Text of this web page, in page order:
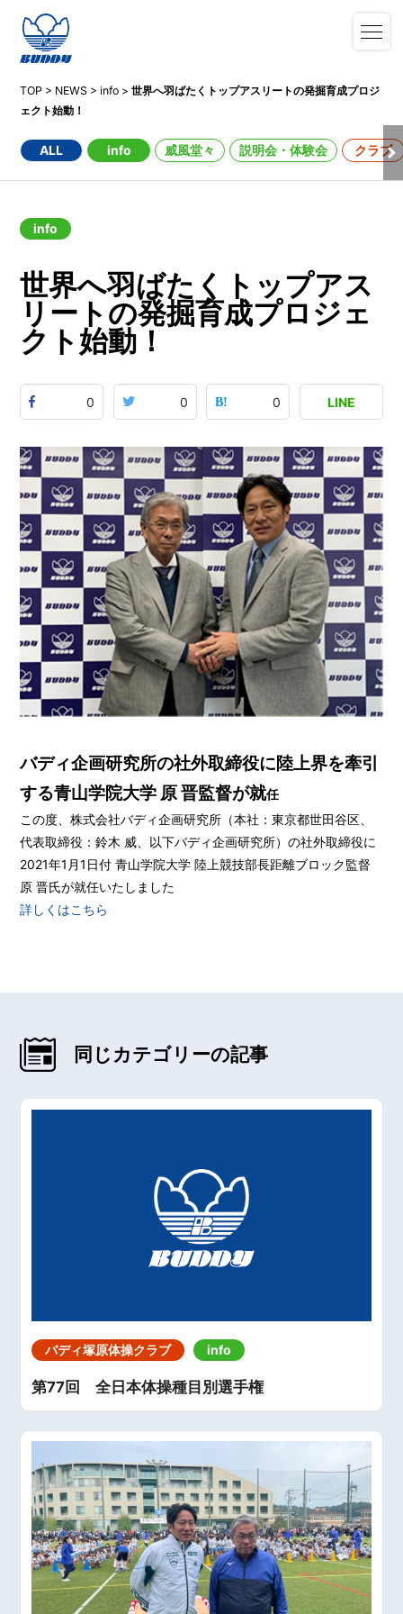
TOP > NEWS >info >世界へ⽻ばたくトップアスリートの発掘育成プロジ
ェクト始動！
ALL info 威風堂々 説明会・体験会 クラブ
info
世界へ⽻ばたくトップアス
リートの発掘育成プロジェ
クト始動！
0 0 0 LINE
バディ企画研究所の社外取締役に陸上界を牽引
する⻘⼭学院⼤学 原 晋監督が就任
この度、株式会社バディ企画研究所（本社：東京都世⽥⾕区、
代表取締役：鈴⽊ 威、以下バディ企画研究所）の社外取締役に
2021年1⽉1⽇付 ⻘⼭学院⼤学 陸上競技部⻑距離ブロック監督
原 晋⽒が就任いたしました
詳しくはこちら
同じカテゴリーの記事
バディ塚原体操クラブ info
第77回 全日本体操種目別選手権